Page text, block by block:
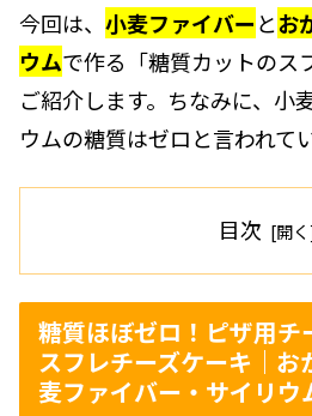
今回は、 小麦ファイバーとお
ウムで作る「糖質カットのス
ご紹介します。ちなみに、小
ウムの糖質はゼロと言われて
目次
糖質ほぼゼロ！ピザ用チ
スフレチーズケーキ｜お
麦ファイバー・サイリウ